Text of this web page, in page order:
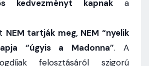
kedvezményt kapnak a
NEM tartják meg, NEM “nyelik
“úgyis a Madonna”. A
felosztásáról szigorú